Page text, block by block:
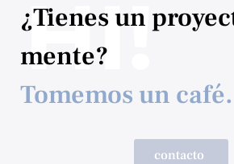
HI!
¿Tienes un
mente?
Tomemos un café.
contacto